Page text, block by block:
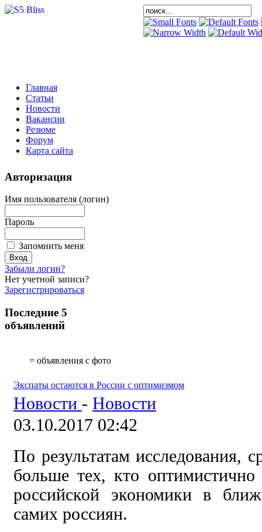
Главная
Статьи
Новости
Вакансии
Резюме
Форум
Карта сайта
Авторизация
Имя пользователя (логин)
Пароль
Запомнить меня
Забыли логин?
Нет учетной записи?
Зарегистрироваться
Последние 5
объявлений
= объявления с фото
Экспаты остаются в России с оптимизмом
Новости - Новости
03.10.2017 02:42
По результатам исследования,
больше тех, кто оптимистично
российской экономики в
самих россиян.